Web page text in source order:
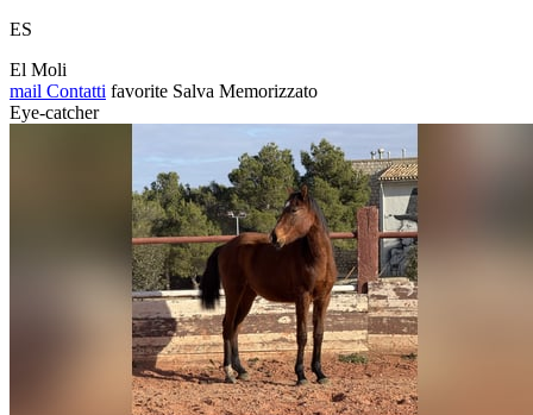
ES
El Moli
mail Contatti favorite Salva Memorizzato
Eye-catcher